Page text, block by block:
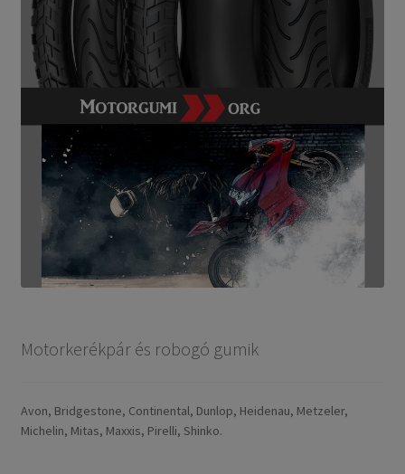
Motorkerékpár és robogó gumik
Avon, Bridgestone, Continental, Dunlop, Heidenau, Metzeler,
Michelin, Mitas, Maxxis, Pirelli, Shinko.